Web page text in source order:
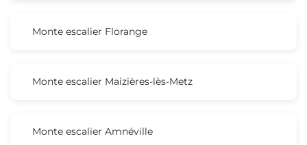
Monte escalier Florange
Monte escalier Maizières-lès-Metz
Monte escalier Amnéville